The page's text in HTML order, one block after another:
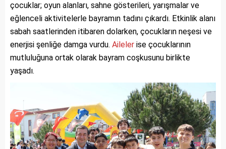
çocuklar; oyun alanları, sahne gösterileri, yarışmalar ve
eğlenceli aktivitelerle bayramın tadını çıkardı. Etkinlik alanı
sabah saatlerinden itibaren dolarken, çocukların neşesi ve
enerjisi şenliğe damga vurdu. Aileler ise çocuklarının
mutluluğuna ortak olarak bayram coşkusunu birlikte
yaşadı.